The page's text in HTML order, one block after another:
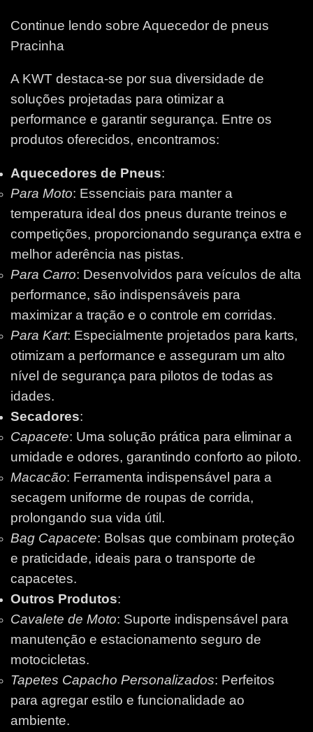
Continue lendo sobre Aquecedor de pneus
Pracinha
A KWT destaca-se por sua diversidade de
soluções projetadas para otimizar a
performance e garantir segurança. Entre os
produtos oferecidos, encontramos:
Aquecedores de Pneus:
Para Moto: Essenciais para manter a
temperatura ideal dos pneus durante treinos e
competições, proporcionando segurança extra e
melhor aderência nas pistas.
Para Carro: Desenvolvidos para veículos de alta
performance, são indispensáveis para
maximizar a tração e o controle em corridas.
Para Kart: Especialmente projetados para karts,
otimizam a performance e asseguram um alto
nível de segurança para pilotos de todas as
idades.
Secadores:
Capacete: Uma solução prática para eliminar a
umidade e odores, garantindo conforto ao piloto.
Macacão: Ferramenta indispensável para a
secagem uniforme de roupas de corrida,
prolongando sua vida útil.
Bag Capacete: Bolsas que combinam proteção
e praticidade, ideais para o transporte de
capacetes.
Outros Produtos:
Cavalete de Moto: Suporte indispensável para
manutenção e estacionamento seguro de
motocicletas.
Tapetes Capacho Personalizados: Perfeitos
para agregar estilo e funcionalidade ao
ambiente.